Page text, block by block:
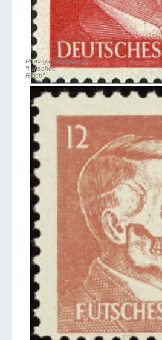
Propagandapostzegel
“Futsches
Reich”